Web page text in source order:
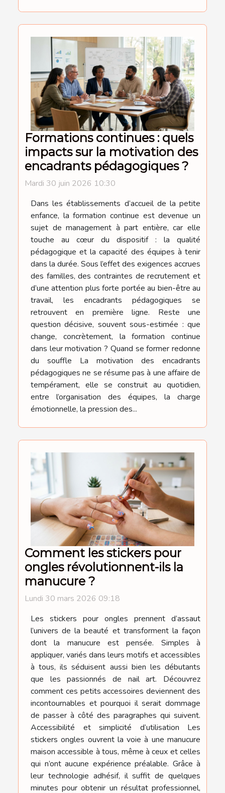
Formations continues : quels
impacts sur la motivation des
encadrants pédagogiques ?
Mardi 30 juin 2026 10:30
Dans les établissements d’accueil de la petite
enfance, la formation continue est devenue un
sujet de management à part entière, car elle
touche au cœur du dispositif : la qualité
pédagogique et la capacité des équipes à tenir
dans la durée. Sous l’effet des exigences accrues
des familles, des contraintes de recrutement et
d’une attention plus forte portée au bien-être au
travail, les encadrants pédagogiques se
retrouvent en première ligne. Reste une
question décisive, souvent sous-estimée : que
change, concrètement, la formation continue
dans leur motivation ? Quand se former redonne
du souffle La motivation des encadrants
pédagogiques ne se résume pas à une affaire de
tempérament, elle se construit au quotidien,
entre l’organisation des équipes, la charge
émotionnelle, la pression des...
Comment les stickers pour
ongles révolutionnent-ils la
manucure ?
Lundi 30 mars 2026 09:18
Les stickers pour ongles prennent d’assaut
l’univers de la beauté et transforment la façon
dont la manucure est pensée. Simples à
appliquer, variés dans leurs motifs et accessibles
à tous, ils séduisent aussi bien les débutants
que les passionnés de nail art. Découvrez
comment ces petits accessoires deviennent des
incontournables et pourquoi il serait dommage
de passer à côté des paragraphes qui suivent.
Accessibilité et simplicité d’utilisation Les
stickers ongles ouvrent la voie à une manucure
maison accessible à tous, même à ceux et celles
qui n’ont aucune expérience préalable. Grâce à
leur technologie adhésif, il suffit de quelques
minutes pour obtenir un résultat professionnel,